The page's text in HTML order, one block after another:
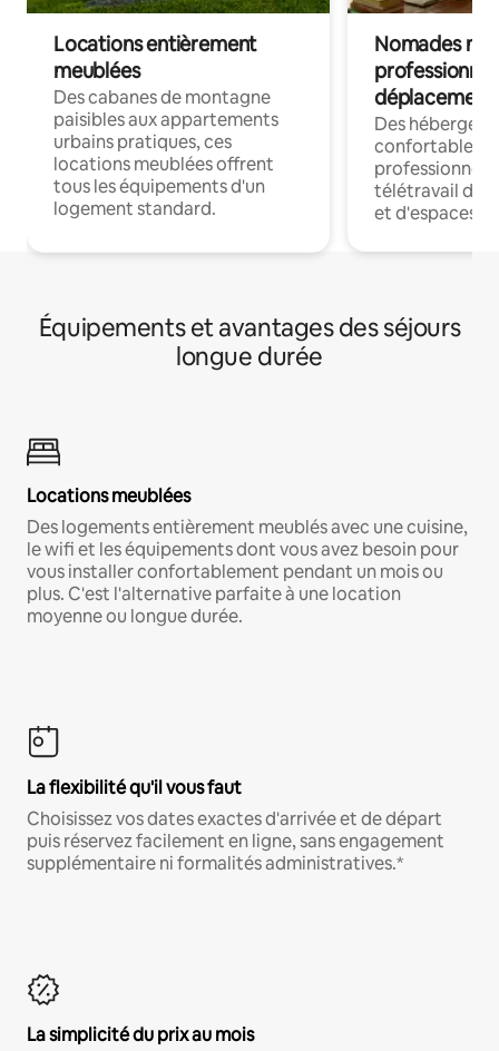
Locations entièrement
meublées
Des cabanes de montagne
paisibles aux appartements
urbains pratiques, ces
locations meublées offrent
tous les équipements d'un
logement standard.
Nomades
déplacement
Des
confortables
professionnels
télétravail
et d'espaces
Équipements et avantages des séjours
longue durée
Locations meublées
Des logements entièrement meublés avec une cuisine,
le wifi et les équipements dont vous avez besoin pour
vous installer confortablement pendant un mois ou
plus. C'est l'alternative parfaite à une location
moyenne ou longue durée.
La flexibilité qu'il vous faut
Choisissez vos dates exactes d'arrivée et de départ
puis réservez facilement en ligne, sans engagement
supplémentaire ni formalités administratives.*
La simplicité du prix au mois